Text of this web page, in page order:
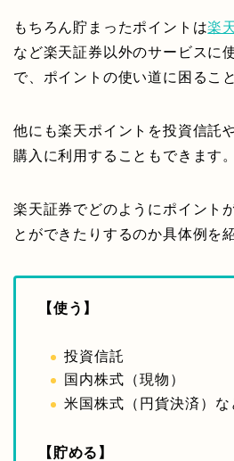
もちろん貯まったポイントは楽
など楽天証券以外のサービスに
で、ポイントの使い道に困るこ
他にも楽天ポイントを投資信託
購入に利用することもできます。
楽天証券でどのようにポイント
とができたりするのか具体例を
【使う】
投資信託
国内株式（現物）
米国株式（円貨決済）な
【貯める】